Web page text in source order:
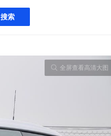
搜索
全屏查看高清大图